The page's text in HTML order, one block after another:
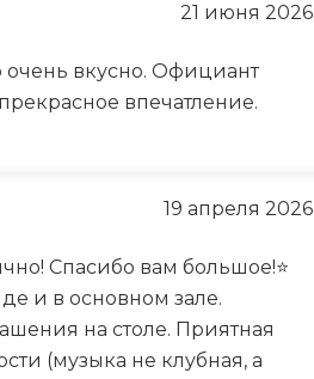
21 июня 2026
очень вкусно. Официант
впечатление.
19 апреля 2026
Спасибо вам большое!⭐
и в основном зале.
на столе. Приятная
(музыка не клубная, а